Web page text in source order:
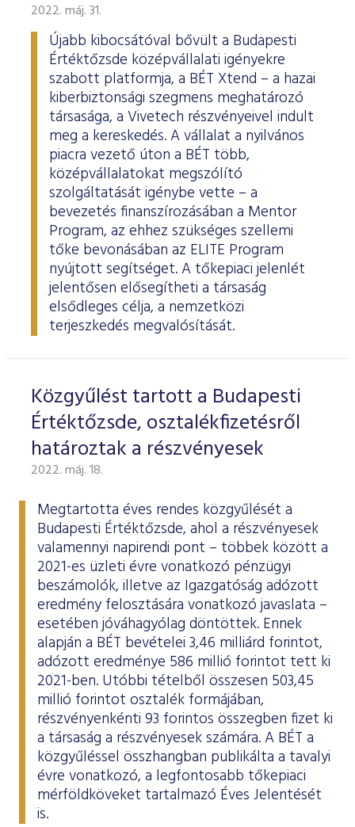
ESG Útmutató
2022. máj. 31.
Újabb kibocsátóval bővült a Budapesti
Értéktőzsde középvállalati igényekre
szabott platformja, a BÉT Xtend – a hazai
kiberbiztonsági szegmens meghatározó
társasága, a Vivetech részvényeivel indult
meg a kereskedés. A vállalat a nyilvános
piacra vezető úton a BÉT több,
középvállalatokat megszólító
szolgáltatását igénybe vette – a
bevezetés finanszírozásában a Mentor
Program, az ehhez szükséges szellemi
tőke bevonásában az ELITE Program
nyújtott segítséget. A tőkepiaci jelenlét
jelentősen elősegítheti a társaság
elsődleges célja, a nemzetközi
terjeszkedés megvalósítását.
Közgyűlést tartott a Budapesti
Értéktőzsde, osztalékfizetésről
határoztak a részvényesek
2022. máj. 18.
Megtartotta éves rendes közgyűlését a
Budapesti Értéktőzsde, ahol a részvényesek
valamennyi napirendi pont – többek között a
2021-es üzleti évre vonatkozó pénzügyi
beszámolók, illetve az Igazgatóság adózott
eredmény felosztására vonatkozó javaslata –
esetében jóváhagyólag döntöttek. Ennek
alapján a BÉT bevételei 3,46 milliárd forintot,
adózott eredménye 586 millió forintot tett ki
2021-ben. Utóbbi tételből összesen 503,45
millió forintot osztalék formájában,
részvényenkénti 93 forintos összegben fizet ki
a társaság a részvényesek számára. A BÉT a
közgyűléssel összhangban publikálta a tavalyi
évre vonatkozó, a legfontosabb tőkepiaci
mérföldköveket tartalmazó Éves Jelentését
is.